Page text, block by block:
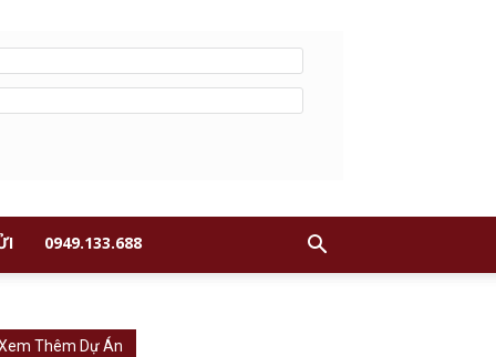
0949.133.688
Thêm Dự Án